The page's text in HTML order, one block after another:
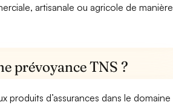
artisanale ou agricole de manière
prévoyance TNS ?
produits d’assurances dans le domaine